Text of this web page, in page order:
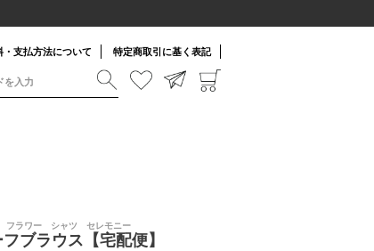
・支払方法について 特定商取引に基く表記
ラワー シャツ セレモニー
ブラウス【宅配便】